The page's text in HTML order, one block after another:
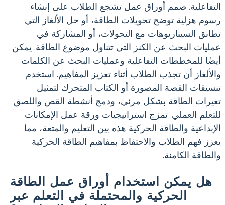
التفاعلية. صمم أوراق عمل تشجع الطلاب على إنشاء
رسوم هزلية توضح تحويلات الطاقة، أو حل الألغاز التي
تطابق السيناريوهات مع التحولات، أو المشاركة في
عمليات البحث عن الكنز التي تتناول موضوع الطاقة. يمكن
أيضًا للمخططات التفاعلية وعمليات البحث عن الكلمات
والألغاز أن تجذب الطلاب أثناء تعزيز المفاهيم. استخدم
تنسيقات القصة المصورة أو الكتاب المتحرك لتمثيل
تغيرات الطاقة بشكل مرئي، ودمج أنشطة القص واللصق
للتعلم العملي. تمزج استراتيجيات ورقة عمل الإمكانات
الإبداعية والطاقة الحركية هذه بين التعليم والمتعة، مما
يعزز فهم الطلاب والاحتفاظ بمفاهيم الطاقة الحركية
والطاقة الكامنة.
هل يمكن استخدام أوراق عمل الطاقة
الحركية والمحتملة في التعلم عبر